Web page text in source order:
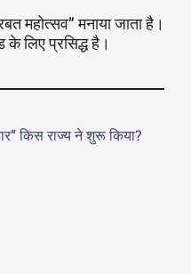
महोत्सव” मनाया जाता है।
लिए प्रसिद्ध है।
किस राज्य ने शुरू किया?